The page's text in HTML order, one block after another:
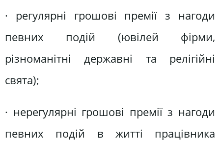
· регулярні грошові премії з нагоди
певних подій (ювілей фірми,
різноманітні державні та релігійні
свята);
· нерегулярні грошові премії з нагоди
певних подій в житті працівника